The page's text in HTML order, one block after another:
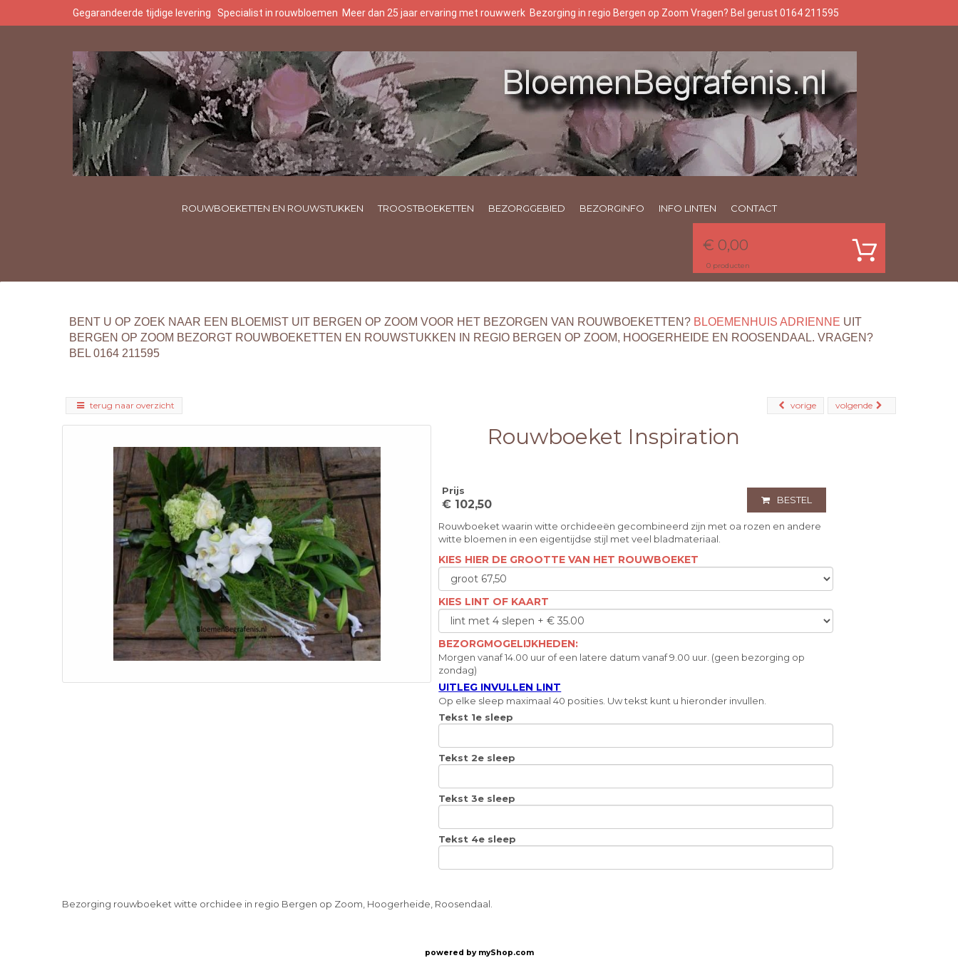
Gegarandeerde tijdige levering Specialist in rouwbloemen Meer dan 25 jaar ervaring met rouwwerk Bezorging in regio Bergen op Zoom Vragen? Bel gerust 0164 211595
ROUWBOEKETTEN EN ROUWSTUKKEN TROOSTBOEKETTEN BEZORGGEBIED BEZORGINFO INFO LINTEN CONTACT
€ 0,00
0 producten
BENT U OP ZOEK NAAR EEN BLOEMIST UIT BERGEN OP ZOOM VOOR HET BEZORGEN VAN ROUWBOEKETTEN? BLOEMENHUIS ADRIENNE UIT
BERGEN OP ZOOM BEZORGT ROUWBOEKETTEN EN ROUWSTUKKEN IN REGIO BERGEN OP ZOOM, HOOGERHEIDE EN ROOSENDAAL. VRAGEN?
BEL 0164 211595
terug naar overzicht volgende
vorige
Rouwboeket Inspiration
Prijs
€ 102,50 BESTEL
Rouwboeket waarin witte orchideeën gecombineerd zijn met oa rozen en andere
witte bloemen in een eigentijdse stijl met veel bladmateriaal.
KIES HIER DE GROOTTE VAN HET ROUWBOEKET
KIES LINT OF KAART
BEZORGMOGELIJKHEDEN:
Morgen vanaf 14.00 uur of een latere datum vanaf 9.00 uur. (geen bezorging op
zondag)
UITLEG INVULLEN LINT
Op elke sleep maximaal 40 posities. Uw tekst kunt u hieronder invullen.
Tekst 1e sleep
Tekst 2e sleep
Tekst 3e sleep
Tekst 4e sleep
Bezorging rouwboeket witte orchidee in regio Bergen op Zoom, Hoogerheide, Roosendaal.
powered by myShop.com